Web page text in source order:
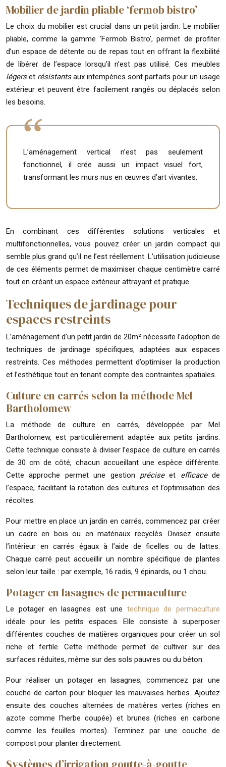
Mobilier de jardin pliable ‘fermob bistro’
Le choix du mobilier est crucial dans un petit jardin. Le mobilier
pliable, comme la gamme ‘Fermob Bistro’, permet de profiter
d’un espace de détente ou de repas tout en offrant la flexibilité
de libérer de l’espace lorsqu’il n’est pas utilisé. Ces meubles
légerset résistantsaux intempéries sont parfaits pour un usage
extérieur et peuvent être facilement rangés ou déplacés selon
les besoins.
L’aménagement vertical n’est pas seulement
fonctionnel, il crée aussi un impact visuel fort,
transformant les murs nus en œuvres d’art vivantes.
En combinant ces différentes solutions verticales et
multifonctionnelles, vous pouvez créer un jardin compact qui
semble plus grand qu’il ne l’est réellement. L’utilisation judicieuse
de ces éléments permet de maximiser chaque centimètre carré
tout en créant un espace extérieur attrayant et pratique.
Techniques de jardinage pour
espaces restreints
L’aménagement d’un petit jardin de 20m² nécessite l’adoption de
techniques de jardinage spécifiques, adaptées aux espaces
restreints. Ces méthodes permettent d’optimiser la production
et l’esthétique tout en tenant compte des contraintes spatiales.
Culture en carrés selon la méthode Mel
Bartholomew
La méthode de culture en carrés, développée par Mel
Bartholomew, est particulièrement adaptée aux petits jardins.
Cette technique consiste à diviser l’espace de culture en carrés
de 30 cm de côté, chacun accueillant une espèce différente.
Cette approche permet une gestion préciseet efficace de
l’espace, facilitant la rotation des cultures et l’optimisation des
récoltes.
Pour mettre en place un jardin en carrés, commencez par créer
un cadre en bois ou en matériaux recyclés. Divisez ensuite
l’intérieur en carrés égaux à l’aide de ficelles ou de lattes.
Chaque carré peut accueillir un nombre spécifique de plantes
selon leur taille : par exemple, 16 radis, 9 épinards, ou 1 chou.
Potager en lasagnes de permaculture
Le potager en lasagnes est une technique de permaculture
idéale pour les petits espaces. Elle consiste à superposer
différentes couches de matières organiques pour créer un sol
riche et fertile. Cette méthode permet de cultiver sur des
surfaces réduites, même sur des sols pauvres ou du béton.
Pour réaliser un potager en lasagnes, commencez par une
couche de carton pour bloquer les mauvaises herbes. Ajoutez
ensuite des couches alternées de matières vertes (riches en
azote comme l’herbe coupée) et brunes (riches en carbone
comme les feuilles mortes). Terminez par une couche de
compost pour planter directement.
Systèmes d’irrigation goutte-à-goutte